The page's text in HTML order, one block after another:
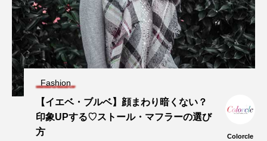
Fashion
【イエベ・ブルベ】顔まわり暗くない？
印象UPする♡ストール・マフラーの選び
方
Colorcle